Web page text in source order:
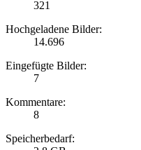
321
Hochgeladene Bilder:
14.696
Eingefügte Bilder:
7
Kommentare:
8
Speicherbedarf: